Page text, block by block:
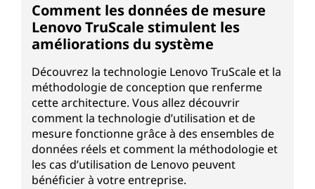
Comment les données de mesure
Lenovo TruScale stimulent les
améliorations du système
Découvrez la technologie Lenovo TruScale et la
méthodologie de conception que renferme
cette architecture. Vous allez découvrir
comment la technologie d’utilisation et de
mesure fonctionne grâce à des ensembles de
données réels et comment la méthodologie et
les cas d’utilisation de Lenovo peuvent
bénéficier à votre entreprise.